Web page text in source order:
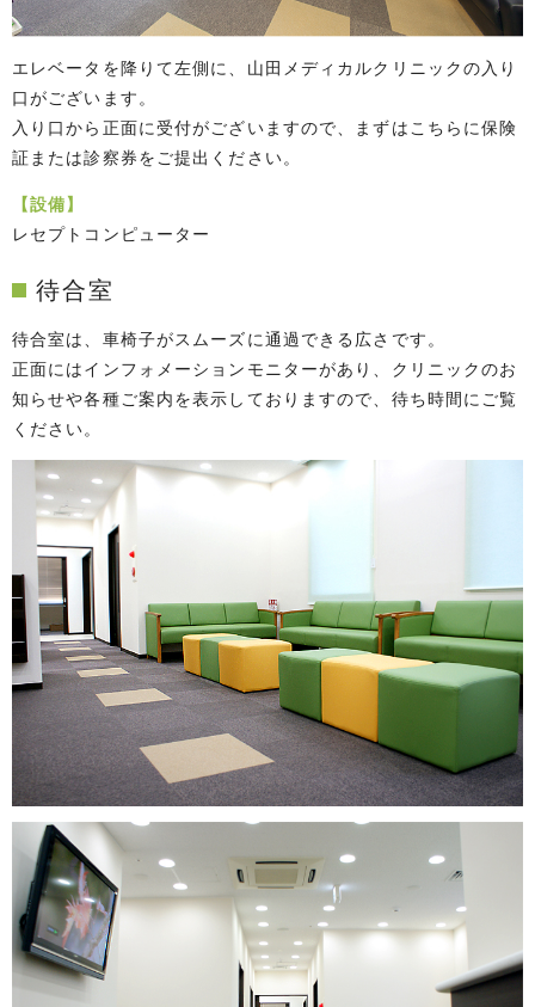
エレベータを降りて左側に、山田メディカルクリニックの入り
口がございます。
入り口から正面に受付がございますので、まずはこちらに保険
証または診察券をご提出ください。
【設備】
レセプトコンピューター
待合室
待合室は、車椅子がスムーズに通過できる広さです。
正面にはインフォメーションモニターがあり、クリニックのお
知らせや各種ご案内を表示しておりますので、待ち時間にご覧
ください。